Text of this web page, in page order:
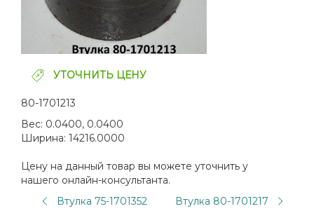
УТОЧНИТЬ ЦЕНУ
80-1701213
Вес: 0.0400, 0.0400
Ширина: 14216.0000
Цену на данный товар вы можете уточнить у
нашего онлайн-консультанта.
Втулка 75-1701352
Втулка 80-1701217